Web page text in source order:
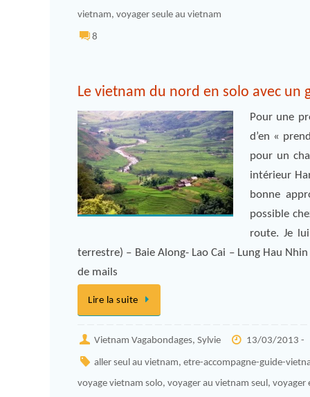
vietnam, voyager seule au vietnam
8
Le vietnam du nord en solo avec un
Pour une
d’en «
pour un
intérieur
bonne
possible
route. Je
terrestre) – Baie Along- Lao Cai – Lung Hau
de mails
Lire la suite
Vietnam Vagabondages, Sylvie 13/03/2013 -
aller seul au vietnam,etre-accompagne-guide-
voyage vietnam solo, voyager au vietnam seul, voyager